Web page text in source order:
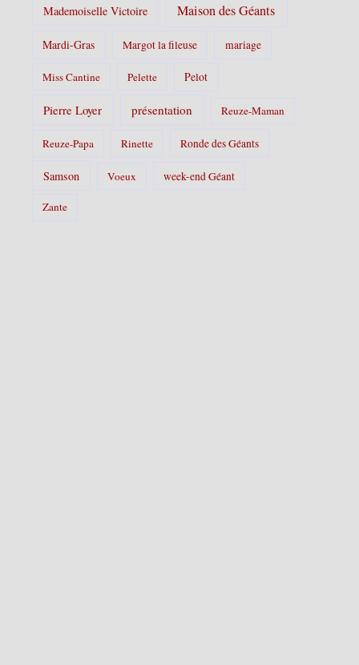
Mademoiselle Victoire Maison des Géants
Mardi-Gras Margot la fileuse mariage
Miss Cantine Pelette Pelot
Pierre Loyer présentation Reuze-Maman
Reuze-Papa Rinette Ronde des Géants
Samson Voeux week-end Géant
Zante